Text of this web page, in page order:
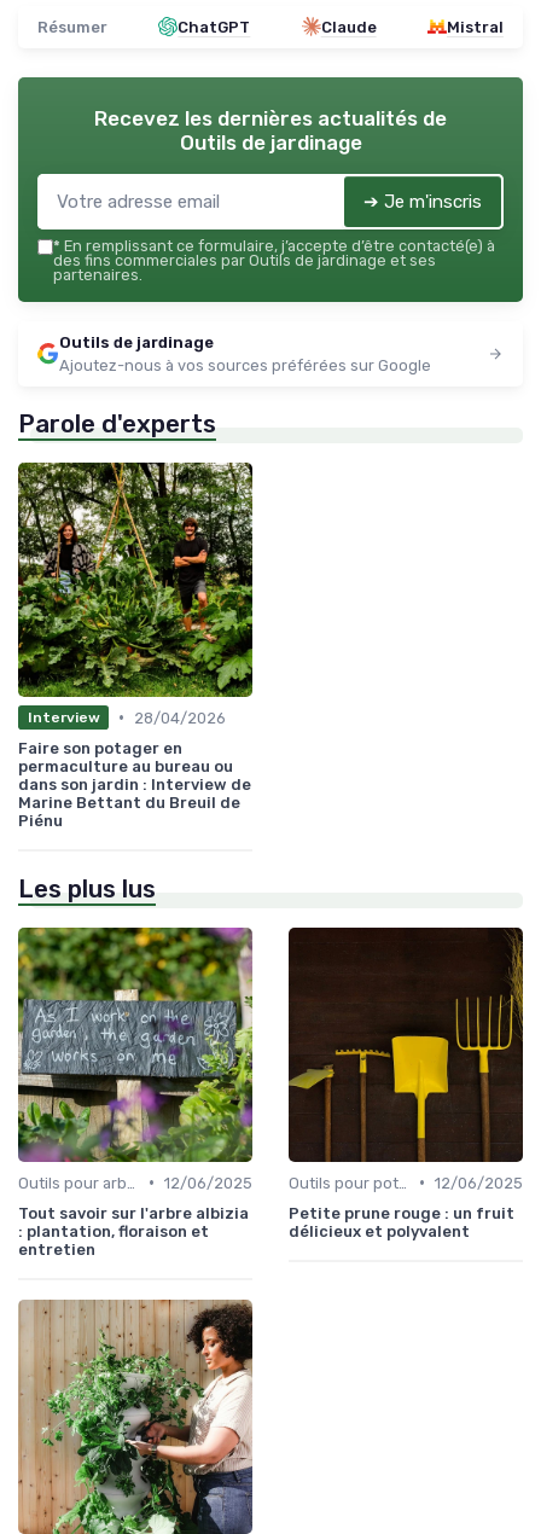
Résumer ChatGPT Claude Mistral
Recevez les dernières actualités de
Outils de jardinage
➔ Je m'inscris
* En remplissant ce formulaire, j’accepte d’être contacté(e) à
des fins commerciales par Outils de jardinage et ses
partenaires.
Outils de jardinage
Ajoutez-nous à vos sources préférées sur Google
Parole d'experts
Interview •
28/04/2026
Faire son potager en
permaculture au bureau ou
dans son jardin : Interview de
Marine Bettant du Breuil de
Piénu
Les plus lus
• 12/06/2025
Tout savoir sur l'arbre albizia
: plantation, floraison et
entretien
• 12/06/2025
Petite prune rouge : un fruit
délicieux et polyvalent